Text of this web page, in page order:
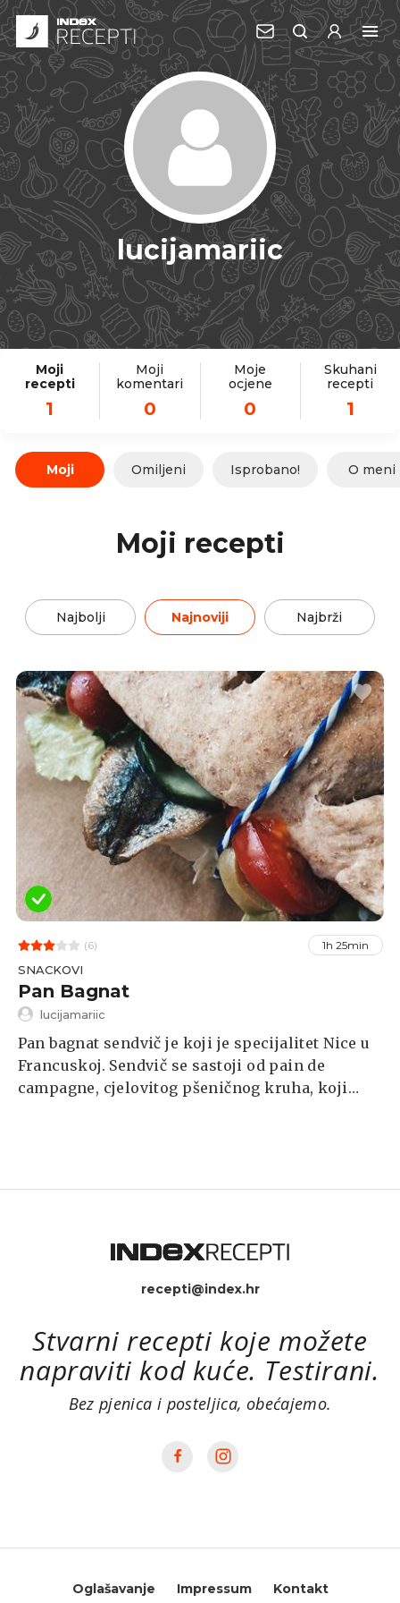
lucijamariic
Moji
recepti
1
Moji
komentari
0
Moje
ocjene
0
Skuhani
recepti
1
Moji Omiljeni Isprobano! O meni
Moji recepti
Najbolji Najnoviji Najbrži
(6) 1h 25min
SNACKOVI
Pan Bagnat
lucijamariic
Pan bagnat sendvič je koji je specijalitet Nice u
Francuskoj. Sendvič se sastoji od pain de
campagne, cjelovitog pšeničnog kruha, koji
recepti@index.hr
Stvarni recepti koje možete
napraviti kod kuće. Testirani.
Bez pjenica i posteljica, obećajemo.
Oglašavanje Impressum Kontakt